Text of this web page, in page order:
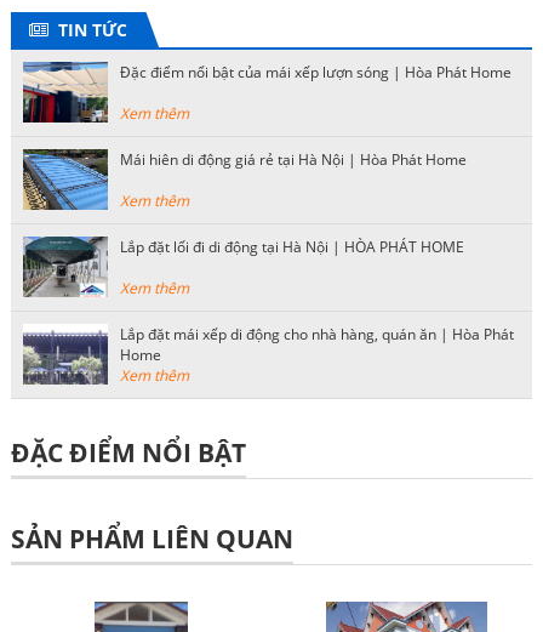
TIN TỨC
Đặc điểm nổi bật của mái xếp lượn sóng | Hòa Phát Home
Xem thêm
Mái hiên di động giá rẻ tại Hà Nội | Hòa Phát Home
Xem thêm
Lắp đặt lối đi di động tại Hà Nội | HÒA PHÁT HOME
Xem thêm
Lắp đặt mái xếp di động cho nhà hàng, quán ăn | Hòa Phát
Home
Xem thêm
ĐẶC ĐIỂM NỔI BẬT
SẢN PHẨM LIÊN QUAN